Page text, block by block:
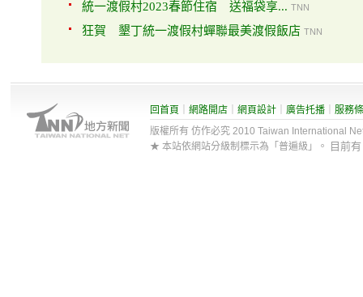
統一渡假村2023春節住宿 送福袋享... TNN
狂賀 墾丁統一渡假村蟬聯最美渡假飯店 TNN
回首頁 網路開店 網頁設計 廣告托播
服務
版權所有 仿作必究 2010 Taiwan International
★ 本站依網站分級制標示為「普遍級」。
目前